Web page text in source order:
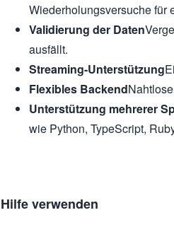
Wiederholungsversuche für
Validierung der Daten
ausfällt.
Streaming-Unterstützung
Flexibles Backend
Unterstützung mehrerer
wie Python, TypeScript,
Hilfe verwenden